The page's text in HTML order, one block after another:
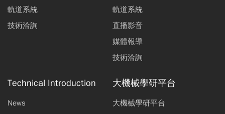
軌道系統
技術洽詢
軌道系統
直播影音
媒體報導
技術洽詢
Technical Introduction
News
大機械學研平台
大機械學研平台